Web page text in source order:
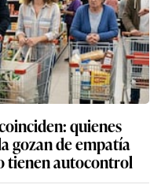
quienes
gozan de empatía
tienen autocontrol